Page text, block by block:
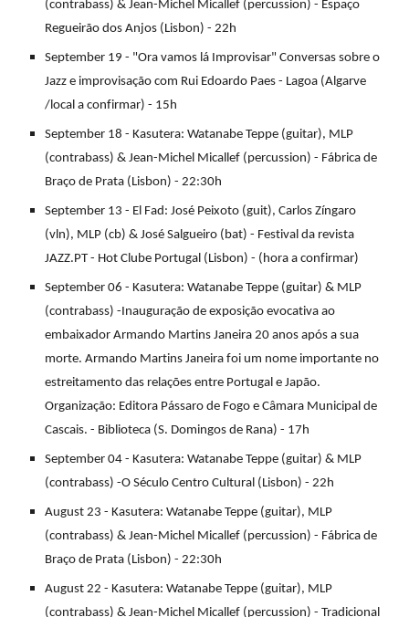
(contrabass) & Jean-Michel Micallef (percussion) - Espaço
Regueirão dos Anjos (Lisbon) - 22h
September 19 - "Ora vamos lá Improvisar" Conversas sobre o
Jazz e improvisação com Rui Edoardo Paes - Lagoa (Algarve
/local a confirmar) - 15h
September 18 - Kasutera: Watanabe Teppe (guitar), MLP
(contrabass) & Jean-Michel Micallef (percussion) - Fábrica de
Braço de Prata (Lisbon) - 22:30h
September 13 - El Fad: José Peixoto (guit), Carlos Zíngaro
(vln), MLP (cb) & José Salgueiro (bat) - Festival da revista
JAZZ.PT - Hot Clube Portugal (Lisbon) - (hora a confirmar)
September 06 - Kasutera: Watanabe Teppe (guitar) & MLP
(contrabass) -Inauguração de exposição evocativa ao
embaixador Armando Martins Janeira 20 anos após a sua
morte. Armando Martins Janeira foi um nome importante no
estreitamento das relações entre Portugal e Japão.
Organização: Editora Pássaro de Fogo e Câmara Municipal de
Cascais. - Biblioteca (S. Domingos de Rana) - 17h
September 04 - Kasutera: Watanabe Teppe (guitar) & MLP
(contrabass) -O Século Centro Cultural (Lisbon) - 22h
August 23 - Kasutera: Watanabe Teppe (guitar), MLP
(contrabass) & Jean-Michel Micallef (percussion) - Fábrica de
Braço de Prata (Lisbon) - 22:30h
August 22 - Kasutera: Watanabe Teppe (guitar), MLP
(contrabass) & Jean-Michel Micallef (percussion) - Tradicional